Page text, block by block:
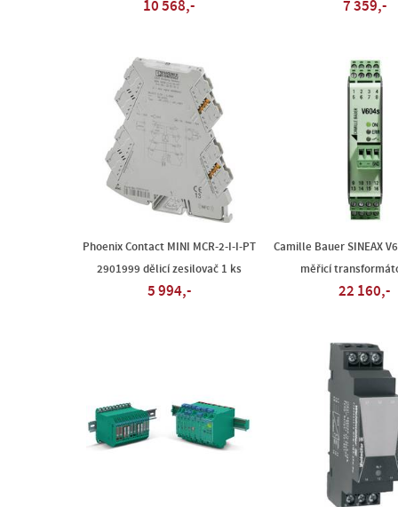
10 568,- 7 359,-
Phoenix Contact MINI MCR-2-I-I-PT
2901999 dělicí zesilovač 1 ks
5 994,-
Camille Bauer SINEAX
měřicí
22 160,-